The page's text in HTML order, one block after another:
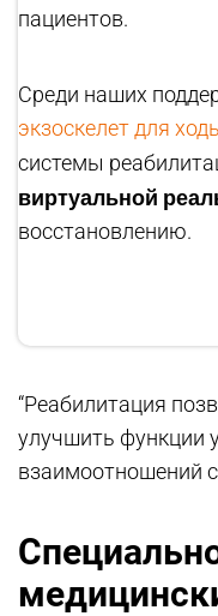
пациентов.
Среди наших
экзоскелет для
системы
виртуальной
восстановлению.
“Реабилитация
улучшить функции
взаимоотношений